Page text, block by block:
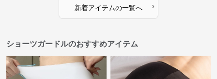
新着アイテムの一覧へ ›
ショーツガードルのおすすめアイテム